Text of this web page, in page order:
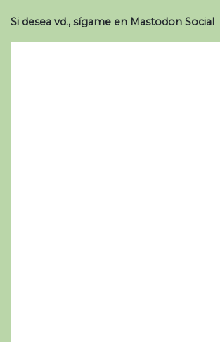
Si desea vd., sígame en Mastodon Social